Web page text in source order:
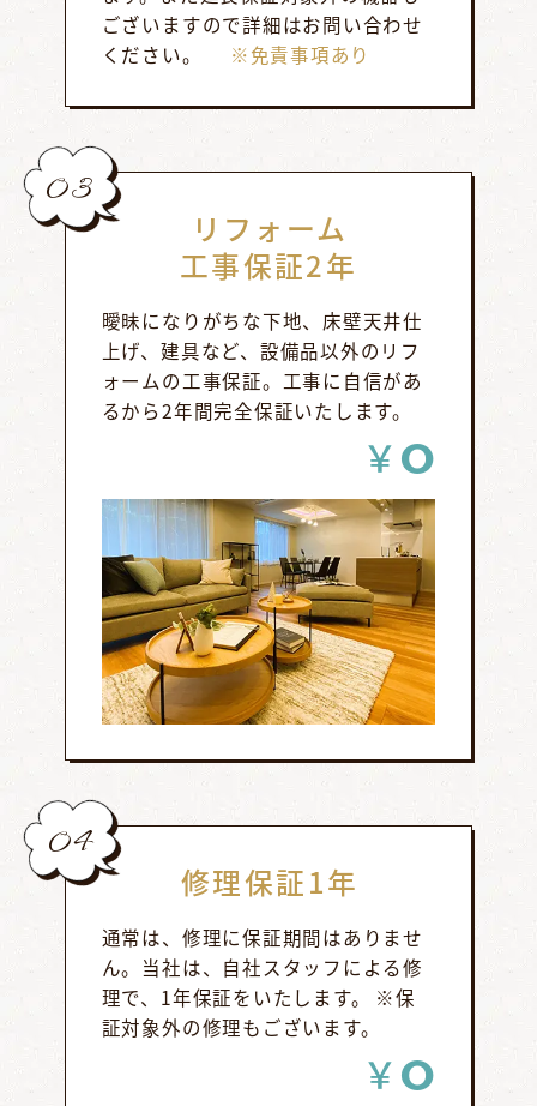
ございますので詳細はお問い合わせ
ください。
※免責事項あり
03
リフォーム
工事保証2年
曖昧になりがちな下地、床壁天井仕
上げ、建具など、設備品以外のリフ
ォームの工事保証。工事に自信があ
るから2年間完全保証いたします。
￥0
04
修理保証1年
通常は、修理に保証期間はありませ
ん。当社は、自社スタッフによる修
理で、1年保証をいたします。 ※保
証対象外の修理もございます。
￥0